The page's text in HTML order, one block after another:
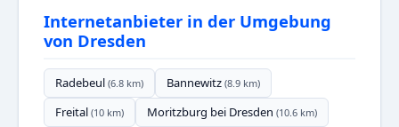
Internetanbieter in der Umgebung
von Dresden
Radebeul (6.8 km) Bannewitz (8.9 km)
Freital (10 km) Moritzburg bei Dresden (10.6 km)